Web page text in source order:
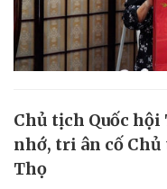
Chủ tịch Quốc
nhớ, tri ân cố Chủ
Thọ